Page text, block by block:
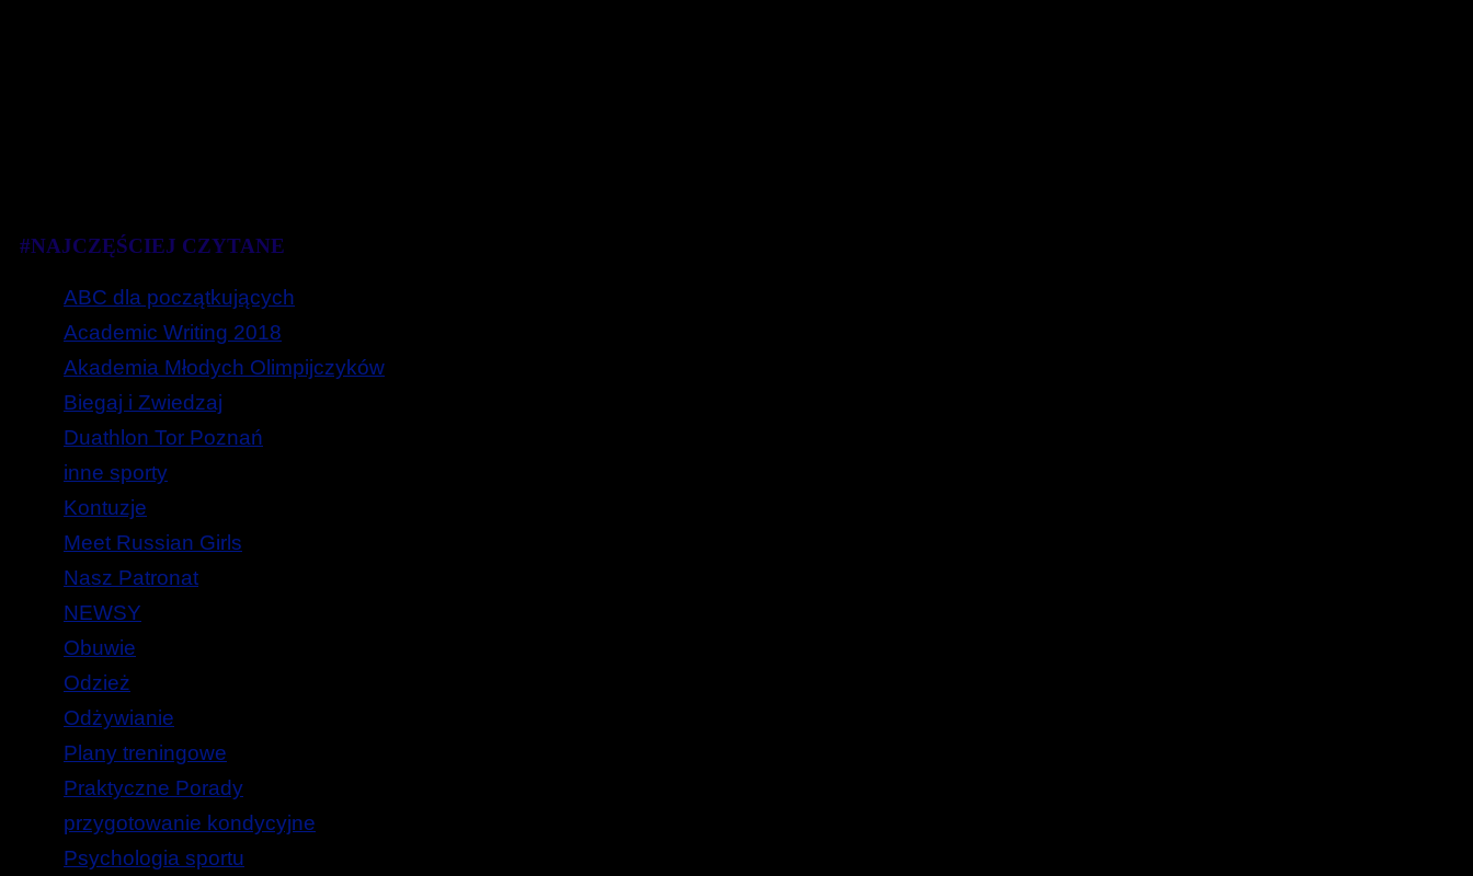
#NAJCZĘŚCIEJ CZYTANE
ABC dla początkujących
Academic Writing 2018
Akademia Młodych Olimpijczyków
Biegaj i Zwiedzaj
Duathlon Tor Poznań
inne sporty
Kontuzje
Meet Russian Girls
Nasz Patronat
NEWSY
Obuwie
Odzież
Odżywianie
Plany treningowe
Praktyczne Porady
przygotowanie kondycyjne
Psychologia sportu